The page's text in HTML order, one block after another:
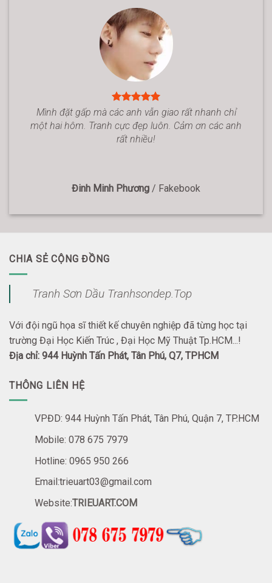
Mình đặt gấp mà các anh vẫn giao rất nhanh chỉ
một hai hôm. Tranh cực đẹp luôn. Cảm ơn các anh
rất nhiều!
Đinh Minh Phương / Fakebook
CHIA SẺ CỘNG ĐỒNG
Tranh Sơn Dầu Tranhsondep.Top
Với đội ngũ họa sĩ thiết kế chuyên nghiệp đã từng học tại
trường Đại Học Kiến Trúc , Đại Học Mỹ Thuật Tp.HCM...!
Địa chỉ: 944 Huỳnh Tấn Phát, Tân Phú, Q7, TPHCM
THÔNG LIÊN HỆ
VPĐD: 944 Huỳnh Tấn Phát, Tân Phú, Quận 7, TP.HCM
Mobile: 078 675 7979
Hotline: 0965 950 266
Email:trieuart03@gmail.com
Website:TRIEUART.COM